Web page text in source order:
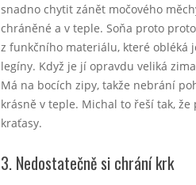
snadno chytit zánět močového
chráněné a v teple. Soňa proto
z funkčního materiálu, které obléká
legíny. Když je jí opravdu veliká
Má na bocích zipy, takže nebrání
krásně v teple. Michal to řeší tak, že
kraťasy.
3. Nedostatečně si chrání krk